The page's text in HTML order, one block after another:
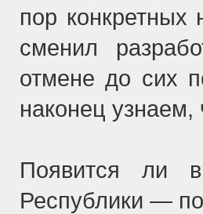
пор конкретных
сменил
отмене до сих
наконец узнаем,
Появится ли
Республики —